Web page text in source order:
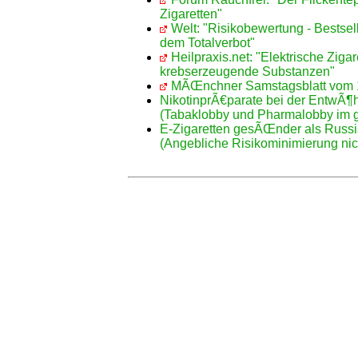
Zigaretten"
Welt: "Risikobewertung -
dem Totalverbot"
Heilpraxis.net: "Elektrische
krebserzeugende Substanzen"
MÃŒnchner Samstagsblatt vom
NikotinprÃ€parate bei der
(Tabaklobby und Pharmalobby im
E-Zigaretten gesÃŒnder als
(Angebliche Risikominimierung